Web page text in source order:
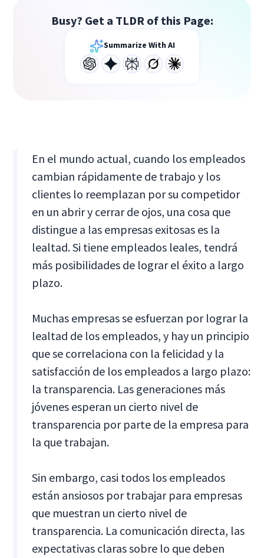
Busy? Get a TLDR of this Page:
Summarize With AI
En el mundo actual, cuando los empleados
cambian rápidamente de trabajo y los
clientes lo reemplazan por su competidor
en un abrir y cerrar de ojos, una cosa que
distingue a las empresas exitosas es la
lealtad. Si tiene empleados leales, tendrá
más posibilidades de lograr el éxito a largo
plazo.
Muchas empresas se esfuerzan por lograr la
lealtad de los empleados, y hay un principio
que se correlaciona con la felicidad y la
satisfacción de los empleados a largo plazo:
la transparencia. Las generaciones más
jóvenes esperan un cierto nivel de
transparencia por parte de la empresa para
la que trabajan.
Sin embargo, casi todos los empleados
están ansiosos por trabajar para empresas
que muestran un cierto nivel de
transparencia. La comunicación directa, las
expectativas claras sobre lo que deben